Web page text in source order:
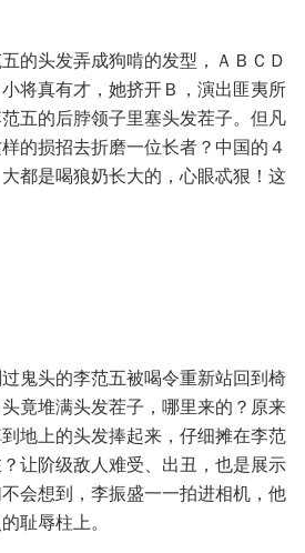
的头发弄成狗啃的发型，ＡＢＣＤ
将真有才，她挤开Ｂ，演出匪夷所
五的后脖领子里塞头发茬子。但凡
的损招去折磨一位长者？中国的４
都是喝狼奶长大的，心眼忒狠！这
鬼头的李范五被喝令重新站回到椅
竟堆满头发茬子，哪里来的？原来
地上的头发捧起来，仔细摊在李范
让阶级敌人难受、出丑，也是展示
会想到，李振盛一一拍进相机，他
耻辱柱上。